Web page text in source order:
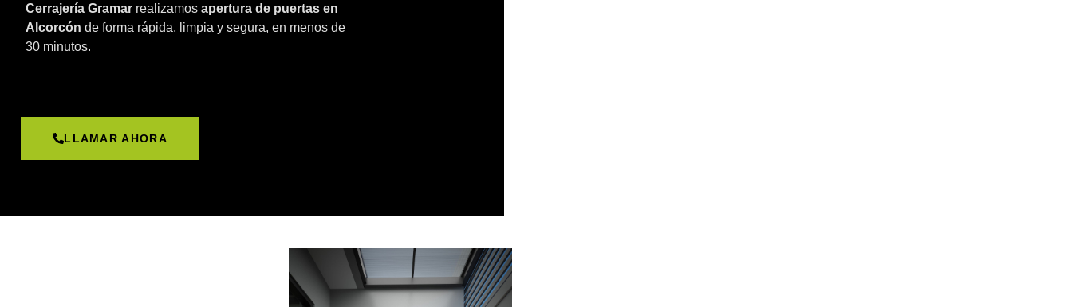
Cerrajería Gramar realizamos apertura de puertas en
Alcorcón de forma rápida, limpia y segura, en menos de
30 minutos.
LLAMAR AHORA